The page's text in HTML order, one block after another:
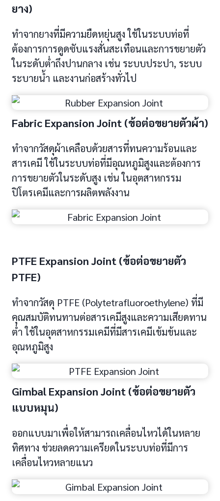
ยาง)
ทำจากยางที่มีความยืดหยุ่นสูง ใช้ในระบบท่อที่
ต้องการการดูดซับแรงสั่นสะเทือนและการขยายตัว
ในระดับต่ำถึงปานกลาง เช่น ระบบประปา, ระบบ
ระบายน้ำ และงานก่อสร้างทั่วไป
Fabric Expansion Joint (ข้อต่อขยายตัวผ้า)
ทำจากวัสดุผ้าเคลือบด้วยสารที่ทนความร้อนและ
สารเคมี ใช้ในระบบท่อที่มีอุณหภูมิสูงและต้องการ
การขยายตัวในระดับสูง เช่น ในอุตสาหกรรม
ปิโตรเคมีและการผลิตพลังงาน
PTFE Expansion Joint (ข้อต่อขยายตัว
PTFE)
ทำจากวัสดุ PTFE (Polytetrafluoroethylene) ที่มี
คุณสมบัติทนทานต่อสารเคมีสูงและความเสียดทาน
ต่ำ ใช้ในอุตสาหกรรมเคมีที่มีสารเคมีเข้มข้นและ
อุณหภูมิสูง
Gimbal Expansion Joint (ข้อต่อขยายตัว
แบบหมุน)
ออกแบบมาเพื่อให้สามารถเคลื่อนไหวได้ในหลาย
ทิศทาง ช่วยลดความเครียดในระบบท่อที่มีการ
เคลื่อนไหวหลายแนว